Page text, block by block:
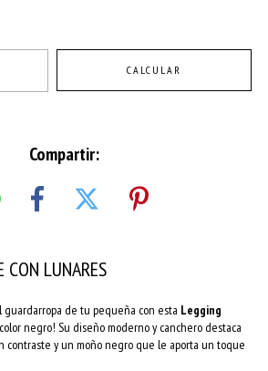
CALCULAR
Compartir:
CON LUNARES
guardarropa de tu pequeña con esta Legging
negro! Su diseño moderno y canchero destaca
contraste y un moño negro que le aporta un toque